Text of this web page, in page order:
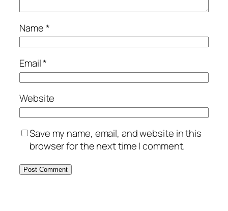
Name*
Email*
Website
Save my name, email, and website in this
browser for the next time I comment.